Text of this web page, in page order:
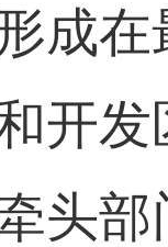
成
开
头